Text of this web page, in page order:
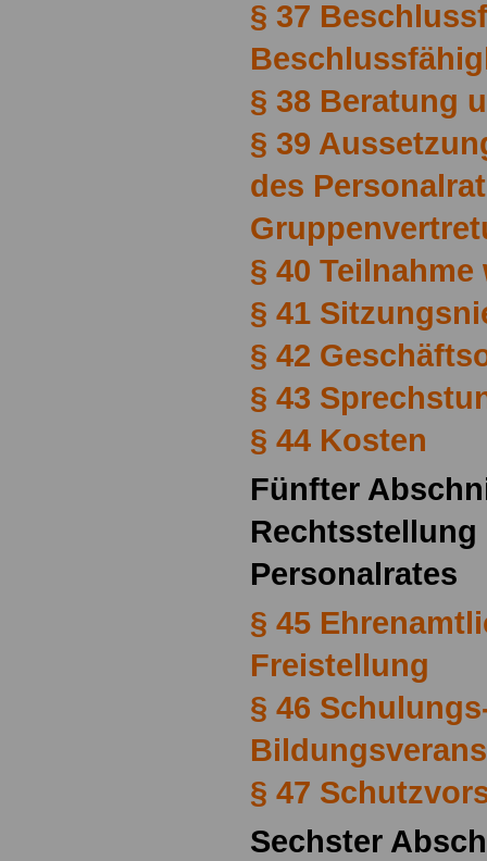
§ 37
§ 38 Beratung
§ 39
des
§ 40
§ 41
§ 42
§ 43
§ 44 Kosten
Fünfter
Personalrates
§ 45
Freistellung
§ 46
§ 47
Sechster